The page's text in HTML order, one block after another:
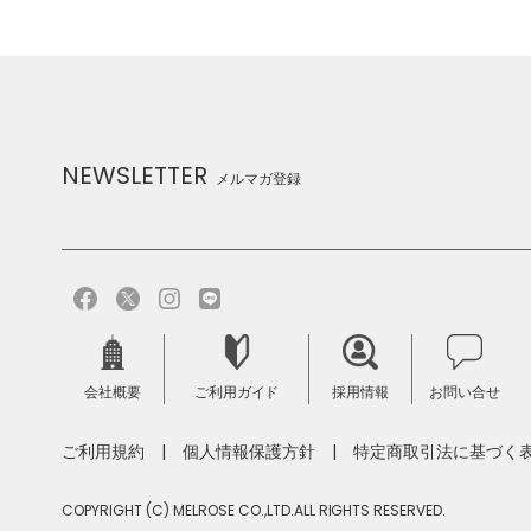
NEWSLETTER メルマガ登録
会社概要 ご利用ガイド 採用情報 お問い合せ
ご利用規約 個人情報保護方針 特定商取引法に基づく
COPYRIGHT (C) MELROSE CO.,LTD.ALL RIGHTS RESERVED.